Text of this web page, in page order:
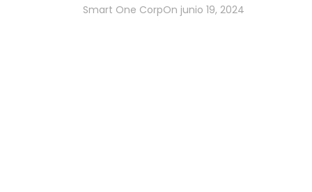
Smart One CorpOn junio 19, 2024